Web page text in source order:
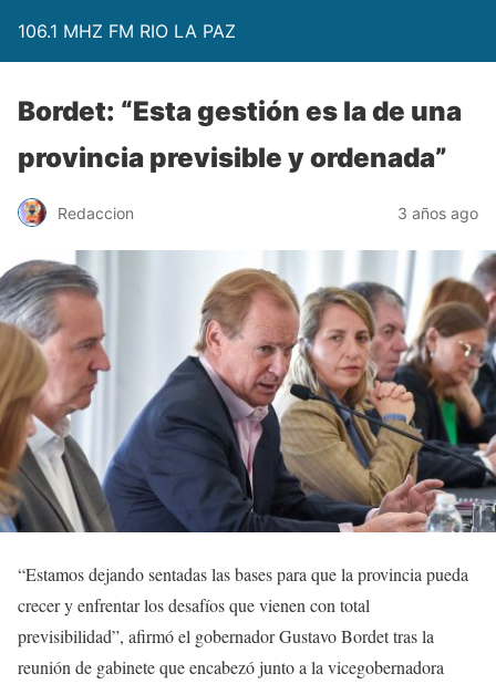
106.1 MHZ FM RIO LA PAZ
Bordet: “Esta gestión es la de una
provincia previsible y ordenada”
Redaccion 3 años ago
“Estamos dejando sentadas las bases para que la provincia pueda
crecer y enfrentar los desafíos que vienen con total
previsibilidad”, afirmó el gobernador Gustavo Bordet tras la
reunión de gabinete que encabezó junto a la vicegobernadora